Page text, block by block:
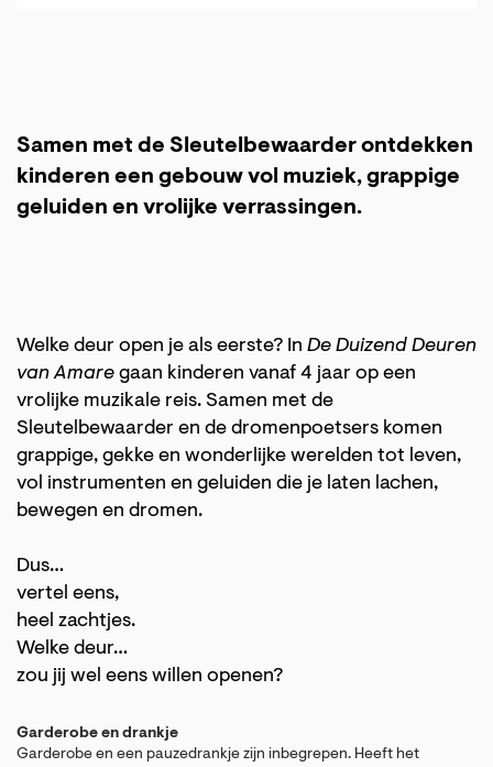
Samen met de Sleutelbewaarder ontdekken
kinderen een gebouw vol muziek, grappige
geluiden en vrolijke verrassingen.
Welke deur open je als eerste? In De Duizend Deuren
van Amare gaan kinderen vanaf 4 jaar op een
vrolijke muzikale reis. Samen met de
Sleutelbewaarder en de dromenpoetsers komen
grappige, gekke en wonderlijke werelden tot leven,
vol instrumenten en geluiden die je laten lachen,
bewegen en dromen.
Dus…
vertel eens,
heel zachtjes.
Welke deur…
zou jij wel eens willen openen?
Garderobe en drankje
Garderobe en een pauzedrankje zijn inbegrepen. Heeft het